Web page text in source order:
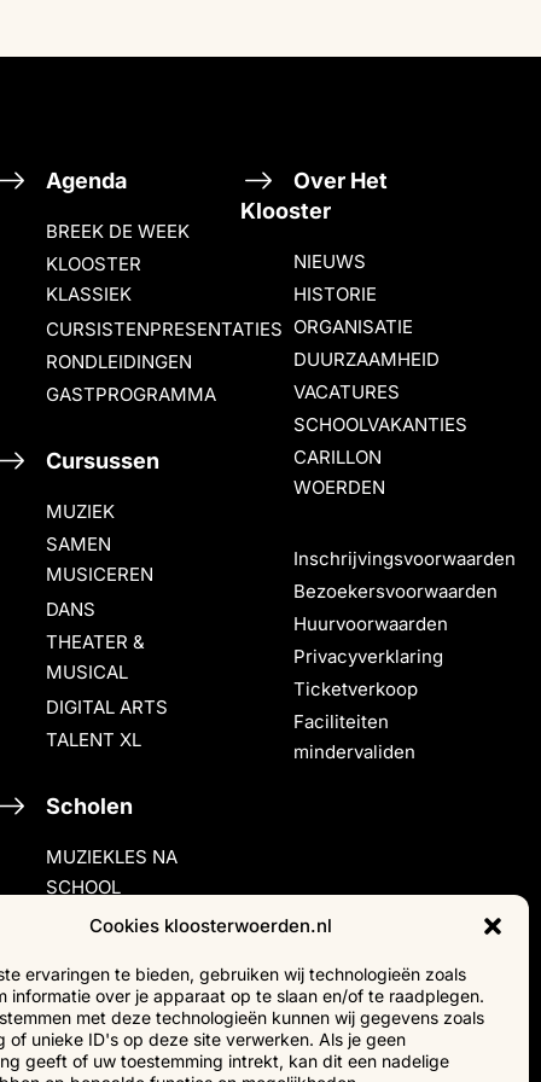
Cookies kloosterwoerden.nl
ervaringen te bieden, gebruiken wij technologieën zoals
informatie over je apparaat op te slaan en/of te raadplegen.
met deze technologieën kunnen wij gegevens zoals
of unieke ID's op deze site verwerken. Als je geen
geeft of uw toestemming intrekt, kan dit een nadelige
Agenda
BREEK DE WEEK
KLOOSTER
KLASSIEK
CURSISTENPRESENTATIES
RONDLEIDINGEN
GASTPROGRAMMA
Cursussen
MUZIEK
SAMEN
MUSICEREN
DANS
THEATER &
MUSICAL
DIGITAL ARTS
TALENT XL
Scholen
MUZIEKLES NA
SCHOOL
HALLO MUZIEK!
Verhuur &
Adverteren
Over Het
Klooster
NIEUWS
HISTORIE
ORGANISATIE
DUURZAAMHEID
VACATURES
SCHOOLVAKANTIES
CARILLON
WOERDEN
Inschrijvingsvoorwaarden
Bezoekersvoorwaarden
Huurvoorwaarden
Privacyverklaring
Ticketverkoop
Faciliteiten
mindervaliden